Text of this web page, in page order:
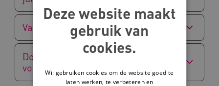
Van beheers- naar leercultuur
Door het zorgen voor veiligheid
voor begeleiders
Deze website maakt
gebruik van
cookies.
Wij gebruiken cookies om de website goed te
laten werken, te verbeteren en